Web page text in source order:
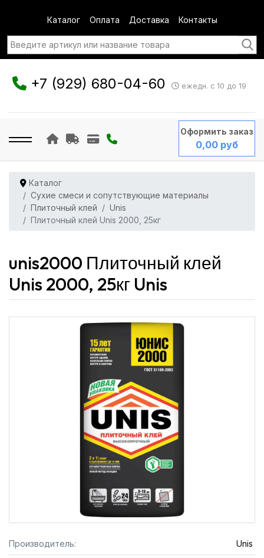
Каталог Оплата Доставка Контакты
+7 (929) 680-04-60 ежедн. с 10 до 19
Оформить заказ
0,00 руб
Каталог
Сухие смеси и сопутствующие материалы
Плиточный клей
Unis
Плиточный клей Unis 2000, 25кг
unis2000 Плиточный клей
Unis 2000, 25кг Unis
Производитель: Unis